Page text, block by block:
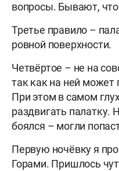
вопросы. Бывают,
Третье правило –
ровной поверхности.
Четвёртое – не на
так как на ней может
При этом в самом
раздвигать палатку.
боялся – могли
Первую ночёвку я
Горами. Пришлось